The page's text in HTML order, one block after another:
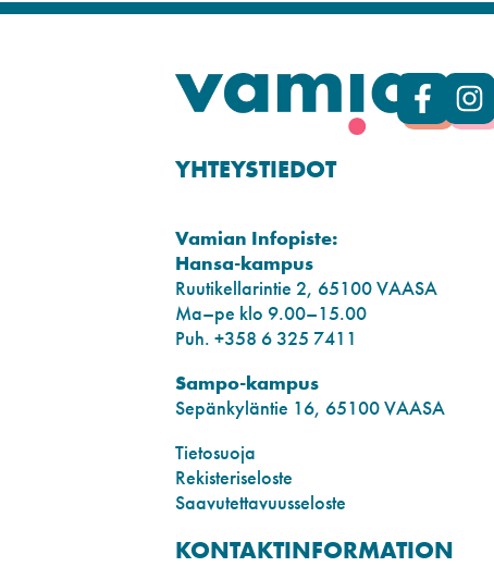
YHTEYSTIEDOT
Vamian Infopiste:
Hansa-kampus
Ruutikellarintie 2, 65100 VAASA
Ma–pe klo 9.00–15.00
Puh. +358 6 325 7411
Sampo-kampus
Sepänkyläntie 16, 65100 VAASA
Tietosuoja
Rekisteriseloste
Saavutettavuusseloste
KONTAKTINFORMATION